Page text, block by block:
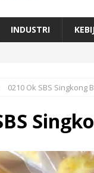
] Dari Limbah ke Pakan
INDUSTRI
0210 Ok SBS Singkong